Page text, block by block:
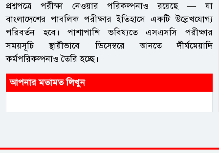
প্রশ্নপত্রে পরীক্ষা নেওয়ার পরিকল্পনাও রয়েছে — যা
বাংলাদেশের পাবলিক পরীক্ষার ইতিহাসে একটি উল্লেখযোগ্য
পরিবর্তন হবে। পাশাপাশি ভবিষ্যতে এসএসসি পরীক্ষার
সময়সূচি স্থায়ীভাবে ডিসেম্বরে আনতে দীর্ঘমেয়াদি
কর্মপরিকল্পনাও তৈরি হচ্ছে।
আপনার মতামত লিখুন